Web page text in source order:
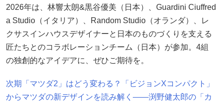
2026年は、林響太朗&黒谷優美（日本）、Guardini Ciuffred
a Studio（イタリア）、Random Studio（オランダ）、レ
クサスインハウスデザイナーと日本のものづくりを支える
匠たちとのコラボレーションチーム（日本）が参加。4組
の独創的なアイデアに、ぜひご期待を。
次期「マツダ2」はどう変わる？「ビジョンXコンパクト」
からマツダの新デザインを読み解く——渕野健太郎の「カ